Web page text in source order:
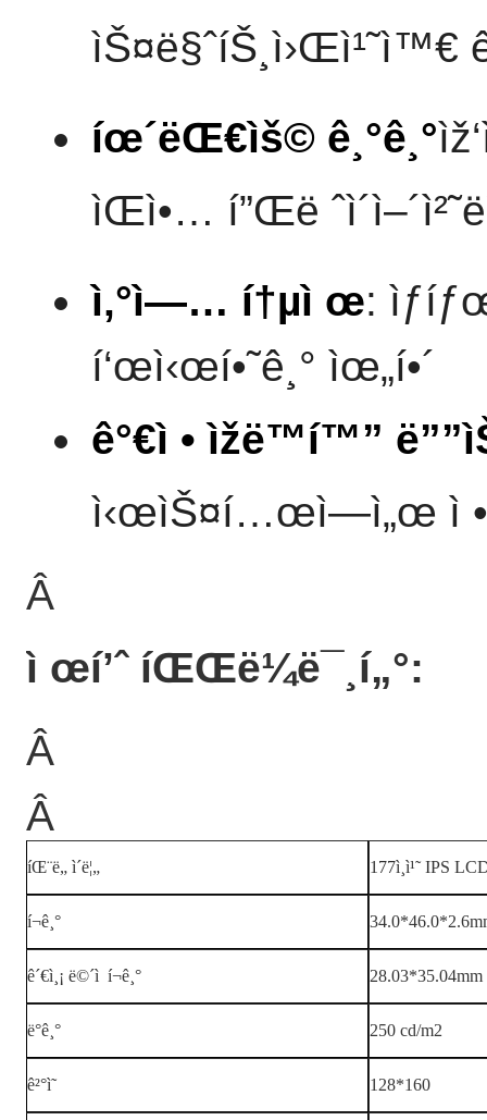
ìŠ¤ë§ˆíŠ¸ì›Œì¹˜ì™€
íœ´ëŒ€ìš© ê¸°ê¸°
ìŒì•… í”Œë
ì‚°ì—… í†µì œ:
í‘œì‹œí•˜ê¸° ìœ„í•´
ê°€ì • ìžë™í™”
ì‹œìŠ¤í…œì—ì„œ ì
Â
ì œí’ˆ íŒŒë¼ë¯¸í„°:
Â
Â
íŒ¨ë„ ì´ë¦„ 177ì¸ì¹˜ IPS
í¬ê¸°
ê´€ì¸¡ ë©´ì  í¬ê¸° 28.03*35.04mm
ë°ê¸° 250 cd/m2
ê²°ì˜ 128*160